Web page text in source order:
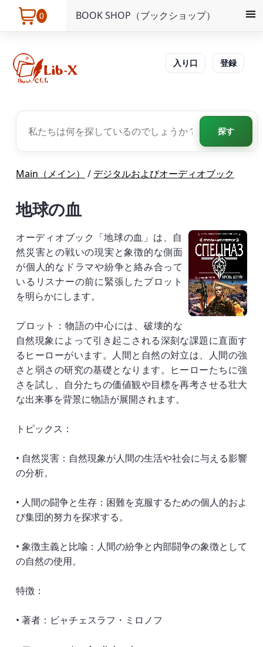
0 BOOK SHOP（ブックショップ）
入り口 登録
探す
Main（メイン） / デジタルおよびオーディオブック
地球の血
オーディオブック「地球の血」は、自
然災害との戦いの現実と象徴的な側面
が個人的なドラマや紛争と絡み合って
いるリスナーの前に緊張したプロット
を明らかにします。
プロット：物語の中心には、破壊的な
自然現象によって引き起こされる深刻な課題に直面す
るヒーローがいます。人間と自然の対立は、人間の強
さと弱さの研究の基礎となります。ヒーローたちに強
さを試し、自分たちの価値観や目標を再考させる壮大
な出来事を背景に物語が展開されます。
トピックス：
• 自然災害：自然現象が人間の生活や社会に与える影響
の分析。
• 人間の闘争と生存：困難を克服するための個人的およ
び集団的努力を探求する。
• 象徴主義と比喩：人間の紛争と内部闘争の象徴として
の自然の使用。
特徴：
• 著者：ビャチェスラフ・ミロノフ